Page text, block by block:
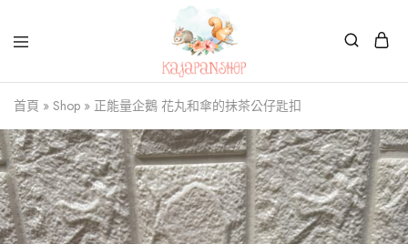
Kajapanshop
日
韓
百
貨
店
首頁 » Shop » 正能量企鵝 花丸和傘的抹茶公仔匙扣